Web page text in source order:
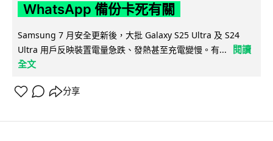
WhatsApp 備份卡死有關
Samsung 7 月安全更新後，大批 Galaxy S25 Ultra 及 S24
Ultra 用戶反映裝置電量急跌、發熱甚至充電變慢。有...
閱讀
全文
分享